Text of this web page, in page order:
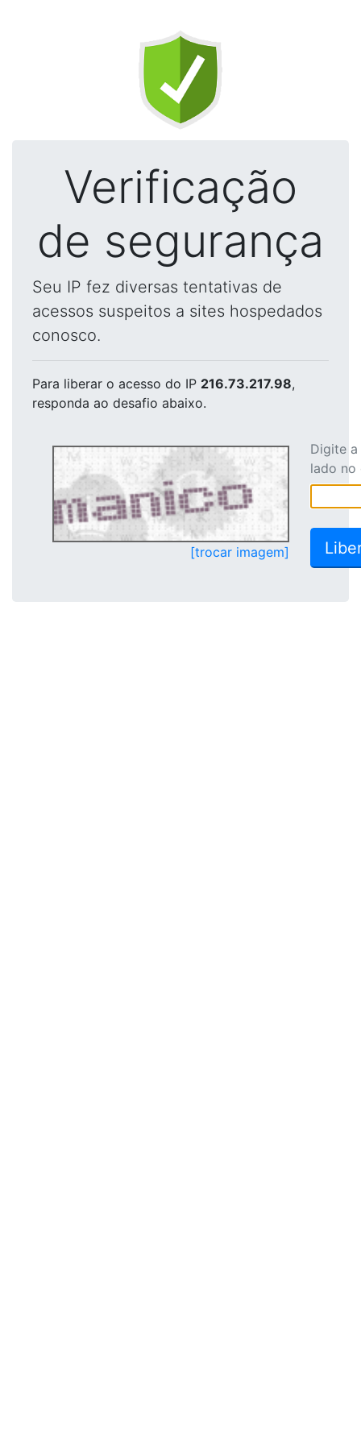
Verificação
de segurança
Seu IP fez diversas tentativas de
acessos suspeitos a sites hospedados
conosco.
Para liberar o acesso do IP 216.73.217.98,
responda ao desafio abaixo.
[trocar imagem]
Digite
lado no